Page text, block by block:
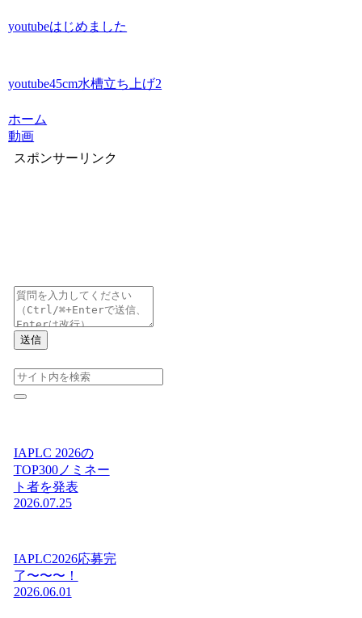
youtubeはじめました
youtube45cm水槽立ち上げ2
ホーム
動画
スポンサーリンク
送信
IAPLC 2026の
TOP300ノミネー
ト者を発表
2026.07.25
IAPLC2026応募完
了〜〜〜！
2026.06.01